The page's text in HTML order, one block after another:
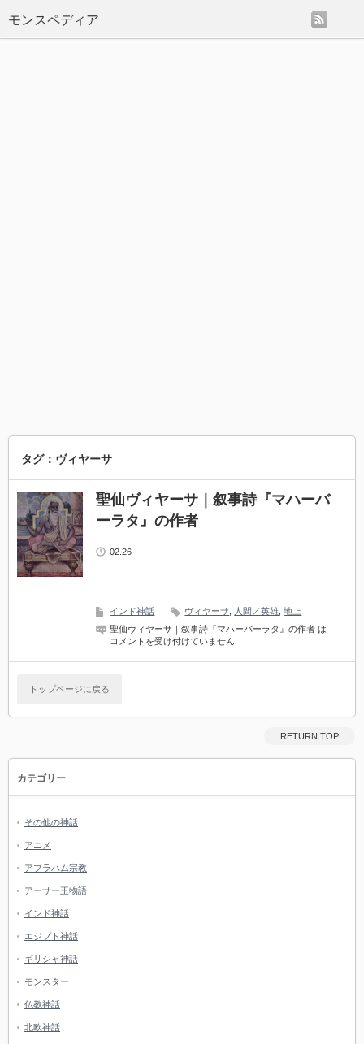
モンスペディア
タグ：ヴィヤーサ
聖仙ヴィヤーサ｜叙事詩『マハーバ
ーラタ』の作者
02.26
…
インド神話 ヴィヤーサ 人間／英雄 ,地上
聖仙ヴィヤーサ｜叙事詩『マハーバーラタ』の作者 は
コメントを受け付けていません
トップページに戻る
RETURN TOP
カテゴリー
その他の神話
アニメ
アブラハム宗教
アーサー王物語
インド神話
エジプト神話
ギリシャ神話
モンスター
仏教神話
北欧神話